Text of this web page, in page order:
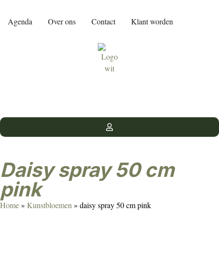
Agenda Over ons Contact Klant worden
daisy spray 50 cm
pink
Home» Kunstbloemen » daisy spray 50 cm pink